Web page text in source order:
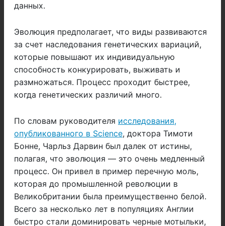
данных.
Эволюция предполагает, что виды развиваются
за счет наследования генетических вариаций,
которые повышают их индивидуальную
способность конкурировать, выживать и
размножаться. Процесс проходит быстрее,
когда генетических различий много.
По словам руководителя исследования,
опубликованного в Science, доктора Тимоти
Бонне, Чарльз Дарвин был далек от истины,
полагая, что эволюция — это очень медленный
процесс. Он привел в пример перечную моль,
которая до промышленной революции в
Великобритании была преимущественно белой.
Всего за несколько лет в популяциях Англии
быстро стали доминировать черные мотыльки,